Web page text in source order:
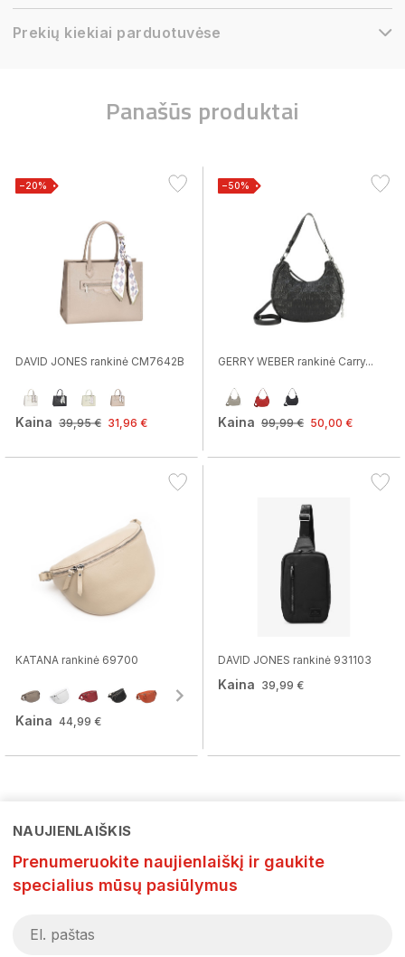
Prekių kiekiai parduotuvėse
Panašūs produktai
−20%
DAVID JONES rankinė CM7642B
Kaina 39,95 € 31,96 €
−50%
GERRY WEBER rankinė Carry...
Kaina 99,99 € 50,00 €
KATANA rankinė 69700
Kaina 44,99 €
DAVID JONES rankinė 931103
Kaina 39,99 €
NAUJIENLAIŠKIS
Prenumeruokite naujienlaiškį ir gaukite
specialius mūsų pasiūlymus